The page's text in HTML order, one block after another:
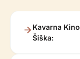
Kavarna Kino
Šiška: